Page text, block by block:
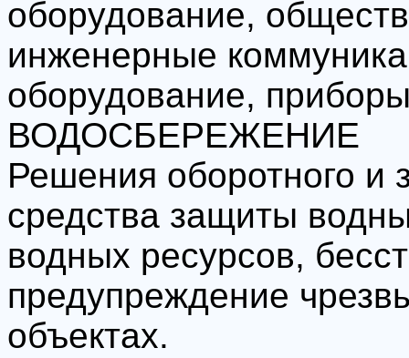
оборудование,
инженерные
оборудование,
ВОДОСБЕРЕЖЕНИЕ
Решения оборотного и
средства защиты
водных ресурсов,
предупреждение
объектах.